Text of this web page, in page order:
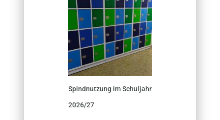
Spindnutzung im Schuljahr
2026/27